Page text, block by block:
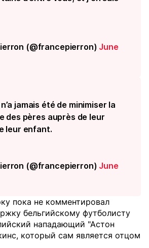
(@francepierron) June
jamais été de minimiser la
des pères auprès de leur
leur enfant.
(@francepierron) June
пока не комментировал
бельгийскому футболисту
нападающий "Астон
который сам является отцом